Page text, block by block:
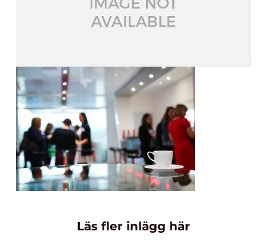
Läs fler inlägg här